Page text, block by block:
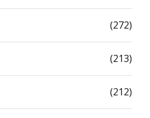
(272)
(213)
(212)